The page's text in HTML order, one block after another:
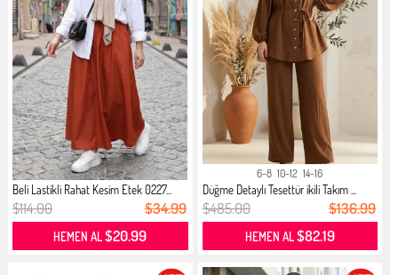
Beli Lastikli Rahat Kesim Etek 0227...
$114.00 $34.99
HEMEN AL$20.99
6-8 10-12 14-16
Düğme Detaylı Tesettür ikili Takım ...
$485.00 $136.99
HEMEN AL$82.19